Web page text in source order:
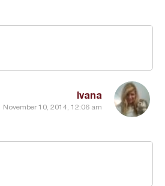
Ivana
November 10, 2014, 12:06 am